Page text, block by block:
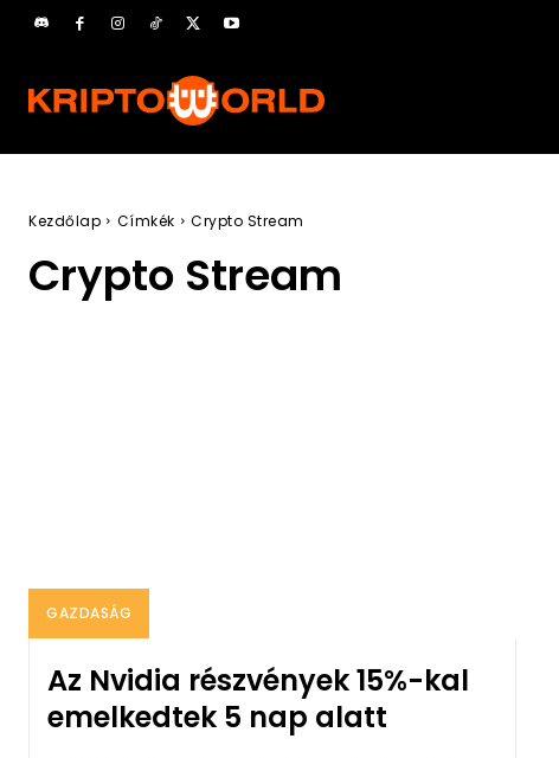
Kezdőlap Címkék Crypto Stream
Crypto Stream
GAZDASÁG
Az Nvidia részvények 15%-kal
emelkedtek 5 nap alatt